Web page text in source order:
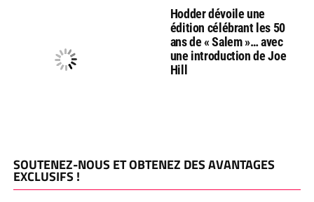
Hodder dévoile une
édition célébrant les 50
ans de « Salem »… avec
une introduction de Joe
Hill
SOUTENEZ-NOUS ET OBTENEZ DES AVANTAGES
EXCLUSIFS !